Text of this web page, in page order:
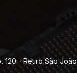
120 - Retiro São João